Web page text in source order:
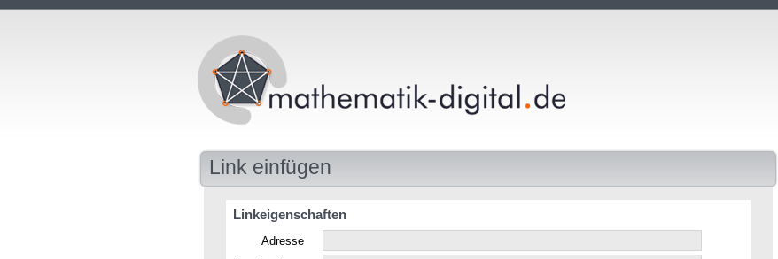
Link einfügen
Linkeigenschaften
Adresse